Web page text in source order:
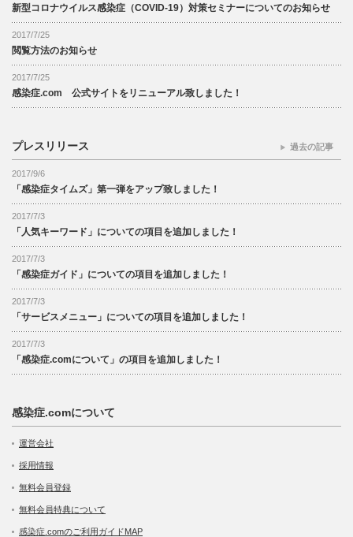
新型コロナウイルス感染症（COVID-19）対策セミナーについてのお知らせ
2017/7/25
閲覧方法のお知らせ
2017/7/25
感染症.com 公式サイトをリニューアル致しました！
プレスリリース
2017/9/6
「感染症タイムズ」第一弾をアップ致しました！
2017/7/3
「人気キーワード」についての項目を追加しました！
2017/7/3
「感染症ガイド」についての項目を追加しました！
2017/7/3
「サービスメニュー」についての項目を追加しました！
2017/7/3
「感染症.comについて」の項目を追加しました！
過去の記事
感染症.comについて
運営会社
採用情報
無料会員登録
無料会員特典について
感染症.comのご利用ガイドMAP